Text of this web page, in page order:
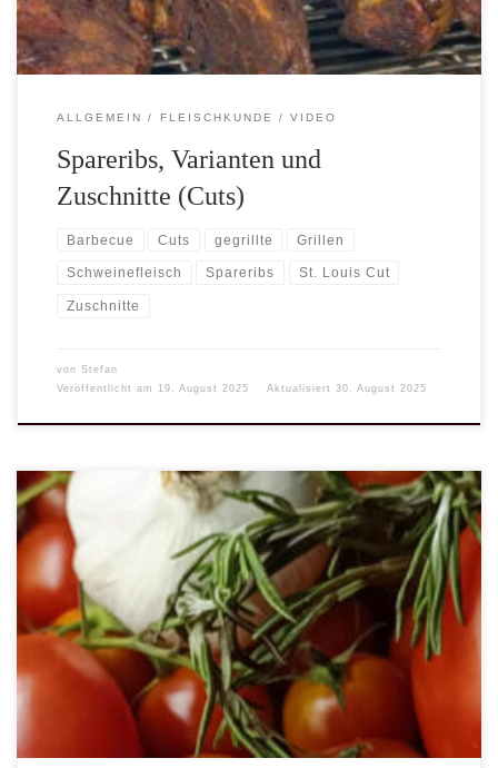
ALLGEMEIN FLEISCHKUNDE VIDEO
Spareribs, Varianten und
Zuschnitte (Cuts)
Barbecue Cuts gegrillte Grillen
Schweinefleisch Spareribs St. Louis Cut
Zuschnitte
von Stefan
Veröffentlicht am
19. August 2025 Aktualisiert 30. August 2025
Die eingemachte Tomaten sind vielfältig verwendbar. Kalt als
Belag für Bruschetta oder zum Salate verfeinern. Frisch zubereitet,
vom Grill oder aus dem Backofen, einfach direkt unter heiße Pasta
mischen. Sie eignen sich auch super als Beilage zu Gegrilltem. Du
kannst sie auch in Reispfannen zum Verfeinern verwenden. Der
Fantasie, wie man mit den eingemachte Tomaten einsetzen kann,
sind keine Grenzen […]